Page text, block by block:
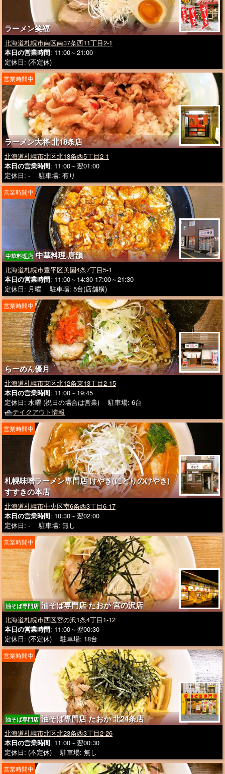
ラーメン笑福
北海道札幌市南区南37条西11丁目2-1
本日の営業時間: 11:00～21:00
定休日: (不定休)
ラーメン大将 北18条店
営業時間中
北海道札幌市北区北18条西5丁目2-1
本日の営業時間: 11:00～翌01:00
定休日: - 駐車場: 有り
中華料理店 中華料理 唐韻
営業時間中
北海道札幌市豊平区美園4条7丁目5-1
本日の営業時間: 11:00～14:30 17:00～21:30
定休日: 月曜 駐車場: 5台(店舗横)
らーめん優月
営業時間中
北海道札幌市東区北12条東13丁目2-15
本日の営業時間: 11:00～19:45
定休日: 水曜 (祝日の場合は営業) 駐車場: 6台
テイクアウト情報
札幌味噌ラーメン専門店 けやき(にとりのけやき)
すすきの本店
営業時間中
北海道札幌市中央区南6条西3丁目6-17
本日の営業時間: 10:30～翌02:00
定休日: - 駐車場: 無し
油そば専門店 油そば専門店 たおか 宮の沢店
営業時間中
北海道札幌市西区宮の沢1条4丁目1-12
本日の営業時間: 11:00～翌00:30
定休日: (不定休) 駐車場: 18台
油そば専門店 油そば専門店 たおか 北24条店
営業時間中
北海道札幌市北区北23条西3丁目2-26
本日の営業時間: 11:00～翌00:30
定休日: (不定休) 駐車場: 無し
営業時間中